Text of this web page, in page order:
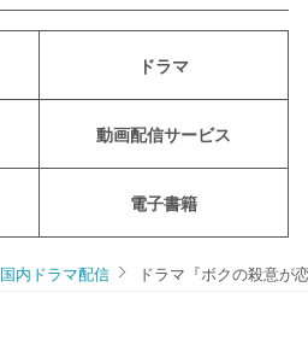
ドラマ
動画配信サービス
電子書籍
国内ドラマ配信 ドラマ『ボクの殺意が